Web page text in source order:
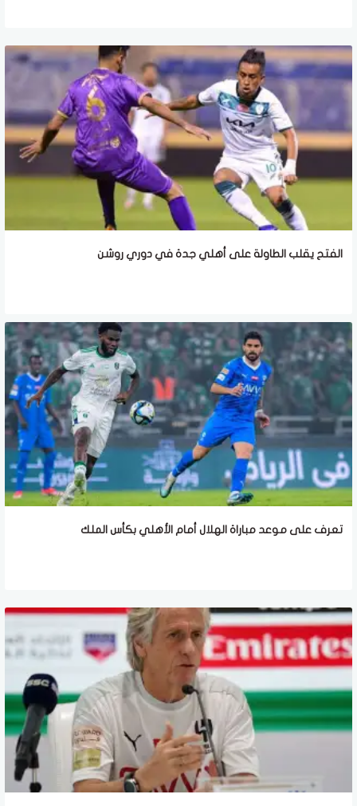
الفتح يقلب الطاولة على أهلي جدة في دوري روشن
تعرف على موعد مباراة الهلال أمام الأهلي بكأس الملك